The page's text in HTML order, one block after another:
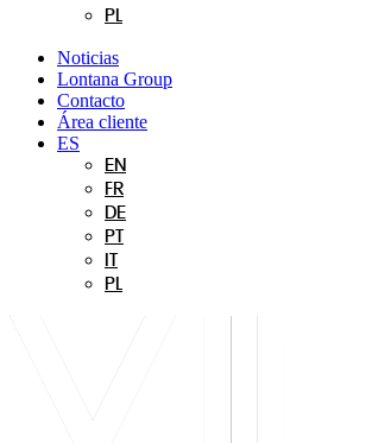
PL
Noticias
Lontana Group
Contacto
Área cliente
ES
EN
FR
DE
PT
PL